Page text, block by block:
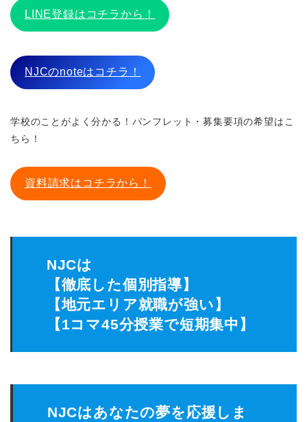
LINE登録はコチラから！
NJCのnoteはコチラ！
学校のことがよく分かる！パンフレット・募集要項の希望はこ
ちら！
資料請求はコチラから！
NJCは
【徹底した個別指導】
【地元エリア就職が強い】
【1コマ45分授業で短期集中】
NJCはあなたの夢を応援しま